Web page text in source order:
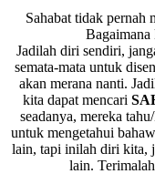
Sahabat tidak pernah
Bagaimana
Jadilah diri sendiri,
semata-mata untuk
akan merana nanti.
kita dapat mencari
seadanya, mereka
untuk mengetahui
lain, tapi inilah diri kita,
lain.